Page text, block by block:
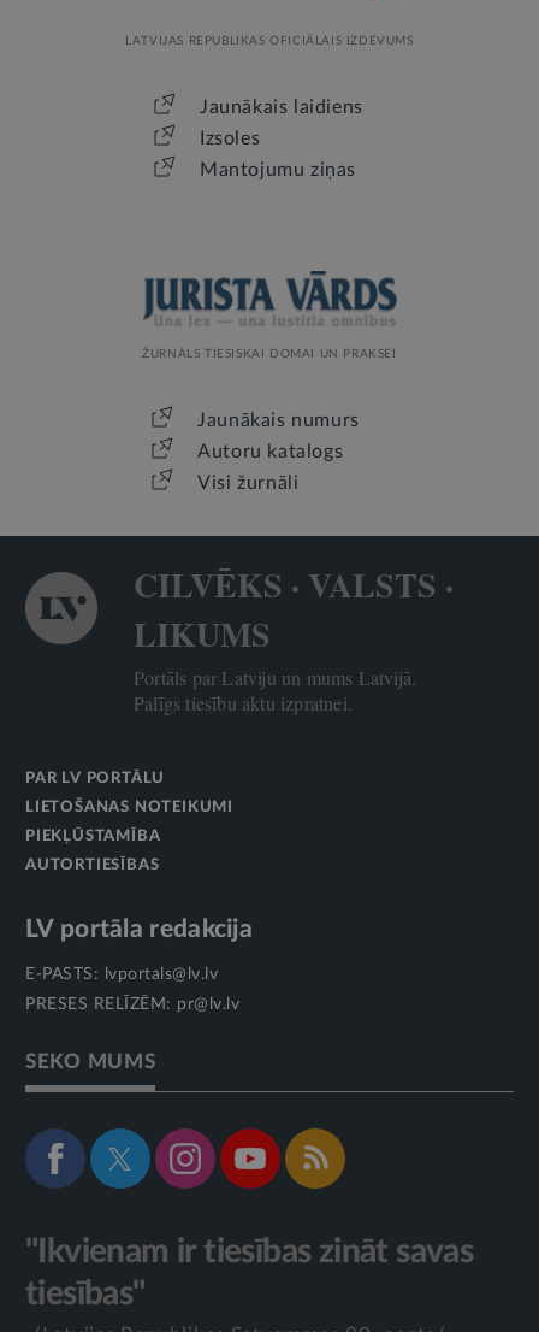
LATVIJAS REPUBLIKAS OFICIĀLAIS IZDEVUMS
Jaunākais laidiens
Izsoles
Mantojumu ziņas
ŽURNĀLS TIESISKAI DOMAI UN PRAKSEI
Jaunākais numurs
Autoru katalogs
Visi žurnāli
CILVĒKS · VALSTS ·
LIKUMS
Portāls par Latviju un mums Latvijā.
Palīgs tiesību aktu izpratnei.
PAR LV PORTĀLU
LIETOŠANAS NOTEIKUMI
PIEKĻŪSTAMĪBA
AUTORTIESĪBAS
LV portāla redakcija
E-PASTS:
lvportals@lv.lv
PRESES RELĪZĒM: pr@lv.lv
SEKO MUMS
"Ikvienam ir tiesības zināt savas
tiesības"